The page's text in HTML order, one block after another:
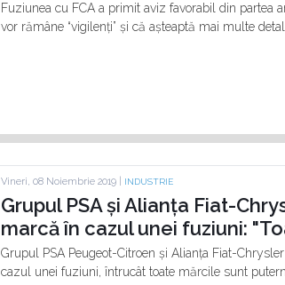
Fuziunea cu FCA a primit aviz favorabil din partea
vor rămâne “vigilenți” și că așteaptă mai multe
Vineri, 08 Noiembrie 2019 | INDUSTRIE
Grupul PSA și Alianța Fiat-
marcă în cazul unei fuziuni:
Grupul PSA Peugeot-Citroen și Alianța Fiat-
cazul unei fuziuni, întrucât toate mărcile sunt